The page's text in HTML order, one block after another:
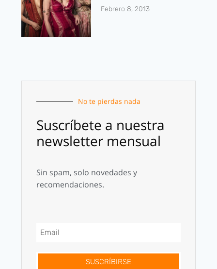
Febrero 8, 2013
No te pierdas nada
Suscríbete a nuestra
newsletter mensual
Sin spam, solo novedades y
recomendaciones.
SUSCRÍBIRSE